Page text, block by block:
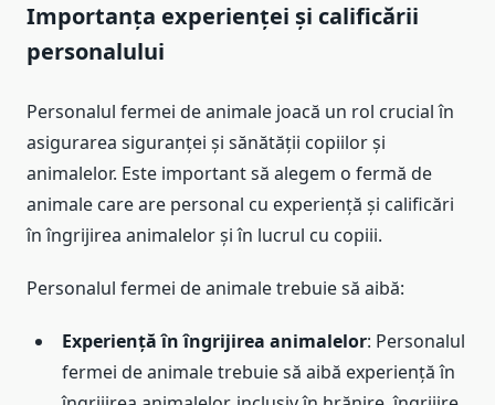
Importanța experienței și calificării
personalului
Personalul fermei de animale joacă un rol crucial în
asigurarea siguranței și sănătății copiilor și
animalelor. Este important să alegem o fermă de
animale care are personal cu experiență și calificări
în îngrijirea animalelor și în lucrul cu copiii.
Personalul fermei de animale trebuie să aibă:
Experiență în îngrijirea animalelor: Personalul
fermei de animale trebuie să aibă experiență în